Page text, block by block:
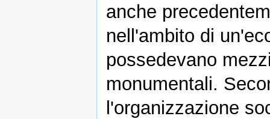
anche
nell'ambito di
possedevano
monumentali.
l'organizzazione